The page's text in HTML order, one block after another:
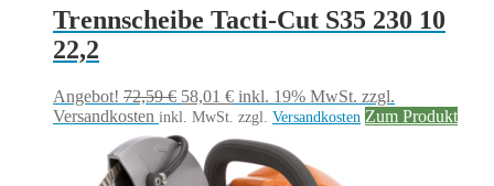
Trennscheibe Tacti-Cut S35 230 10
22,2
Angebot! 72,59€ Ursprünglicher
Preis
war:
72,59 €
58,01 €Aktueller
Preis
ist:
58,01 €.
inkl. 19% MwSt. zzgl.
Versandkosten inkl. MwSt. zzgl. Versandkosten Zum Produkt